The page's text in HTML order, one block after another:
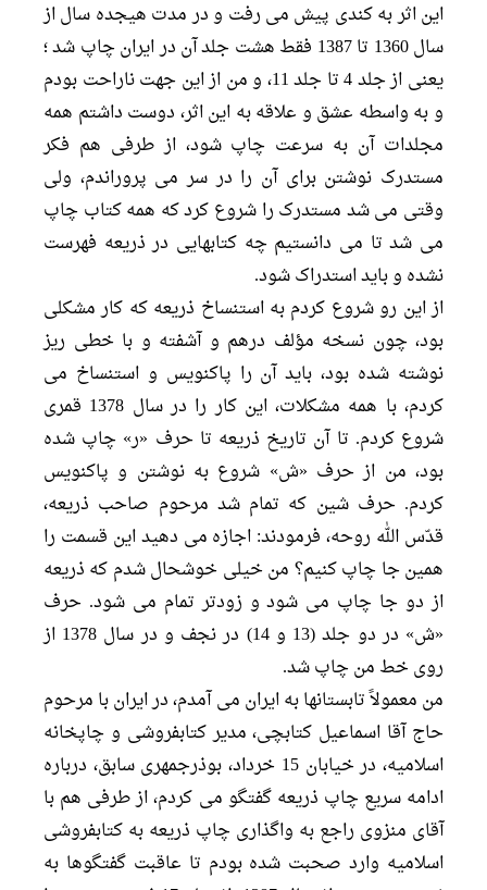
این اثر به کندى پیش مى رفت و در مدت هیجده سال از
سال 1360 تا 1387 فقط هشت جلد آن در ایران چاپ شد ؛
یعنى از جلد 4 تا جلد 11، و من از این جهت ناراحت بودم
و به واسطه عشق و علاقه به این اثر، دوست داشتم همه
مجلدات آن به سرعت چاپ شود، از طرفى هم فکر
مستدرک نوشتن براى آن را در سر مى پروراندم، ولى
وقتى مى شد مستدرک را شروع کرد که همه کتاب چاپ
مى شد تا مى دانستیم چه کتابهایى در ذریعه فهرست
نشده و باید استدراک شود.
از این رو شروع کردم به استنساخ ذریعه که کار مشکلى
بود، چون نسخه مؤلف درهم و آشفته و با خطى ریز
نوشته شده بود، باید آن را پاکنویس و استنساخ مى
کردم، با همه مشکلات، این کار را در سال 1378 قمرى
شروع کردم. تا آن تاریخ ذریعه تا حرف «ر» چاپ شده
بود، من از حرف «ش» شروع به نوشتن و پاکنویس
کردم. حرف شین که تمام شد مرحوم صاحب ذریعه،
قدّس الله روحه، فرمودند: اجازه مى دهید این قسمت را
همین جا چاپ کنیم؟ من خیلى خوشحال شدم که ذریعه
از دو جا چاپ مى شود و زودتر تمام مى شود. حرف
«ش» در دو جلد (13 و 14) در نجف و در سال 1378 از
روى خط من چاپ شد.
من معمولاً تابستانها به ایران مى آمدم، در ایران با مرحوم
حاج آقا اسماعیل کتابچى، مدیر کتابفروشى و چاپخانه
اسلامیه، در خیابان 15 خرداد، بوذرجمهرى سابق، درباره
ادامه سریع چاپ ذریعه گفتگو مى کردم، از طرفى هم با
آقاى منزوى راجع به واگذارى چاپ ذریعه به کتابفروشى
اسلامیه وارد صحبت شده بودم تا عاقبت گفتگوها به